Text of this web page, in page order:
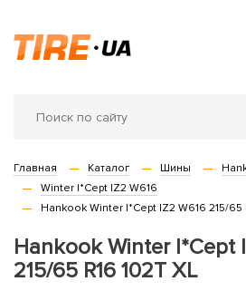
Главная Каталог Шины
Winter I*Cept IZ2 W616
Hankook Winter I*Cept IZ2 W616 215/65
Hankook Winter I*Cept
215/65 R16 102T XL